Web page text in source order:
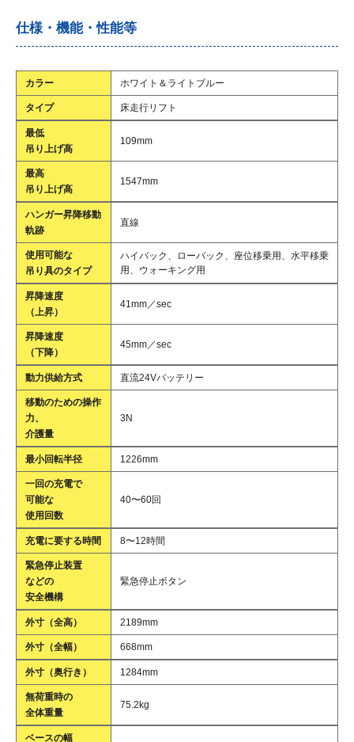
仕様・機能・性能等
カラー ホワイト＆ライトブルー
タイプ 床走行リフト
最低
吊り上げ高
109mm
最高
吊り上げ高
1547mm
ハンガー昇降移動
軌跡
直線
使用可能な
吊り具のタイプ
ハイバック、ローバック、座位移乗用、水平移乗
用、ウォーキング用
昇降速度
（上昇）
41mm／sec
昇降速度
（下降）
45mm／sec
動力供給方式 直流24Vバッテリー
移動のための操作
力、
介護量
3N
最小回転半径 1226mm
一回の充電で
可能な
使用回数
40〜60回
充電に要する時間 8〜12時間
緊急停止装置
などの
安全機構
緊急停止ボタン
外寸（全高） 2189mm
外寸（全幅） 668mm
外寸（奥行き） 1284mm
無荷重時の
全体重量
75.2kg
ベースの幅